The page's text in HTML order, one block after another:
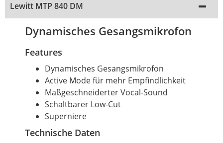
Lewitt MTP 840 DM
Dynamisches Gesangsmikrofon
Features
Dynamisches Gesangsmikrofon
Active Mode für mehr Empfindlichkeit
Maßgeschneiderter Vocal-Sound
Schaltbarer Low-Cut
Superniere
Technische Daten